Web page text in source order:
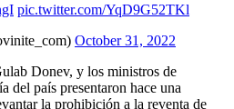
pic.twitter.com/YqD9G52TKl
October 31, 2022
Donev, y los ministros de
del país presentaron hace una
la prohibición a la reventa de